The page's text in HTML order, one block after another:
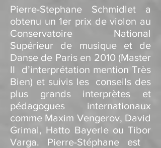
Pierre-Stephane Schmidlet a
obtenu un 1er prix de violon au
Conservatoire National
Supérieur de musique et de
Danse de Paris en 2010 (Master
II d’interprétation mention Très
Bien) et suivis les conseils des
plus grands interprètes et
pédagogues internationaux
comme Maxim Vengerov, David
Grimal, Hatto Bayerle ou Tibor
Varga. Pierre-Stéphane est